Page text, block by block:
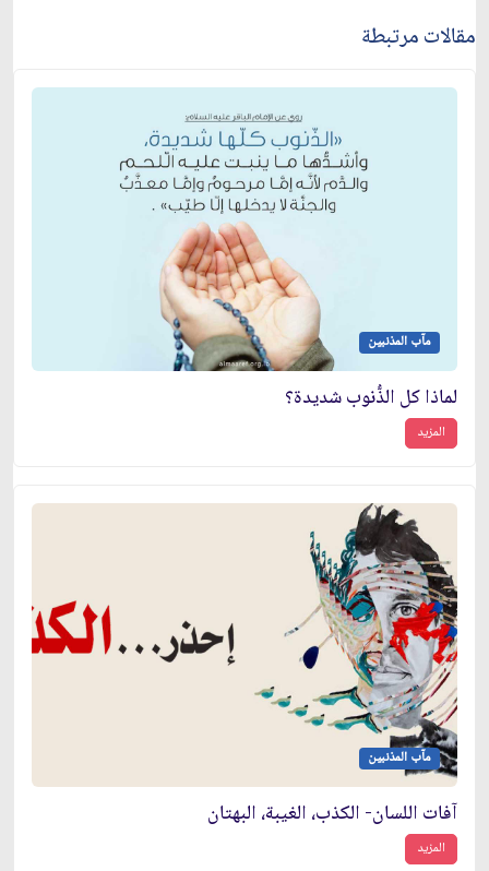
مقالات مرتبطة
مآب المذنبين
لماذا كل الذُّنوب شديدة؟
المزيد
مآب المذنبين
آفات اللسان- الكذب، الغيبة، البهتان
المزيد